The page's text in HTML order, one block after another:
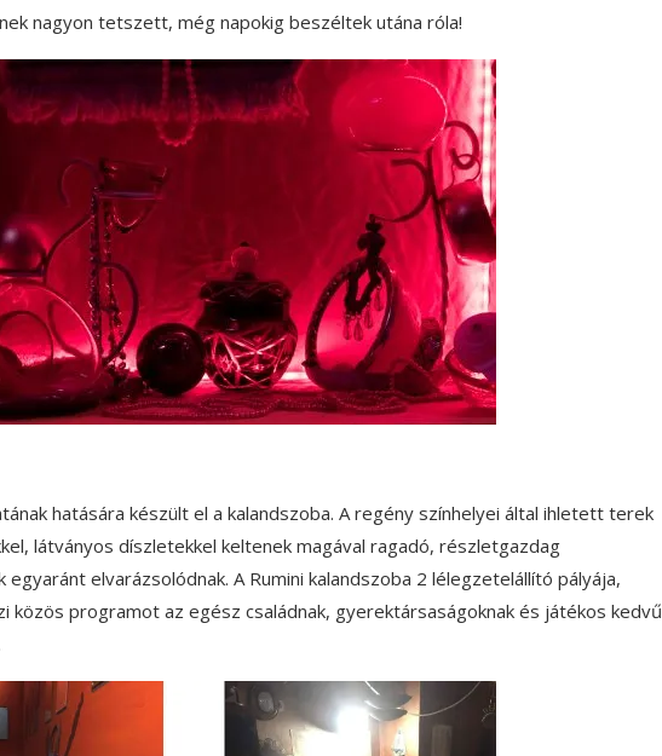
nagyon tetszett, még napokig beszéltek utána róla!
hatására készült el a kalandszoba. A regény színhelyei által ihletett terek
látványos díszletekkel keltenek magával ragadó, részletgazdag
elvarázsolódnak. A Rumini kalandszoba 2 lélegzetelállító pályája,
közös programot az egész családnak, gyerektársaságoknak és játékos kedvű